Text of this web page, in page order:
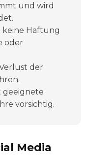
und wird
Haftung
oder
der
geeignete
vorsichtig.
Media